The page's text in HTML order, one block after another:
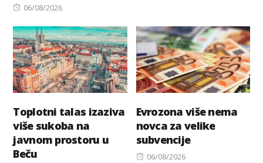
Posted
06/08/2026
Toplotni talas izaziva
više sukoba na
javnom prostoru u
Beču
Evrozona više nema
novca za velike
subvencije
Posted
06/08/2026